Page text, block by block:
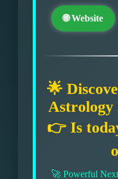
🌐 Website
🌟
Astrology
👉 Is
🚀 Powerful